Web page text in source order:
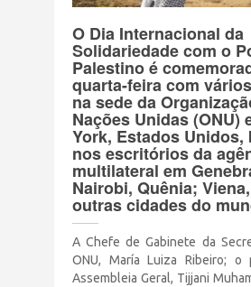
AÇÕES
Clube Brasil Palestina
Doe
Eventos
Junte-se a nós
O Dia Internacional da
Solidariedade com o
Palestino é
quarta-feira com
na sede da
Nações Unidas (ONU)
York, Estados Unidos,
nos escritórios da
multilateral em
Nairobi, Quênia;
outras cidades do
A Chefe de Gabinete da
ONU, María Luiza Ribeiro; o
Assembleia Geral, Tijjani